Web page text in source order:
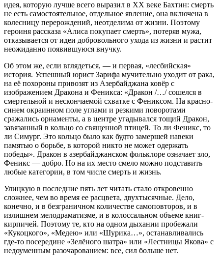
идея, которую лучше всего выразил в XX веке Бахтин: смерть
не есть самостоятельное, отдельное явление, она включена в
колесницу перерождений, неотделима от жизни. Поэтому
героиня рассказа «Алиса покупает смерть», потеряв мужа,
отказывается от идеи добровольного ухода из жизни и растит
неожиданно появившуюся внучку.
Об этом же, если вглядеться, — и первая, «лесбийская»
история. Успешный юрист Зарифа мучительно уходит от рака,
на её похороны привозят из Азербайджана ковёр с
изображением Дракона и Феникса: «Дракон /…/ сошелся в
смертельной и нескончаемой схватке с Фениксом. На красно-
синем окраинном поле углами и резкими поворотами
сражались орнаменты, а в центре угадывался тощий Дракон,
завязанный в кольцо со священной птицей. То ли Феникс, то
ли Симург. Это кольцо было как будто замершей навеки
памятью о борьбе, в которой никто не может одержать
победы». Дракон в азербайджанском фольклоре означает зло,
Феникс — добро. Но на их место смело можно подставить
любые категории, в том числе смерть и жизнь.
Улицкую в последние пять лет читать стало откровенно
сложнее, чем во время ее расцвета, двухтысячные. Дело,
конечно, и в безграничном количестве самоповторов, и в
излишнем мелодраматизме, и в колоссальном объеме книг-
кирпичей. Поэтому те, кто на одном дыхании пробежали
«Кукоцкого», «Медею» или «Шурика…», останавливались
где-то посередине «Зелёного шатра» или «Лестницы Якова» с
недоуменным разочарованием: все, сил больше нет.